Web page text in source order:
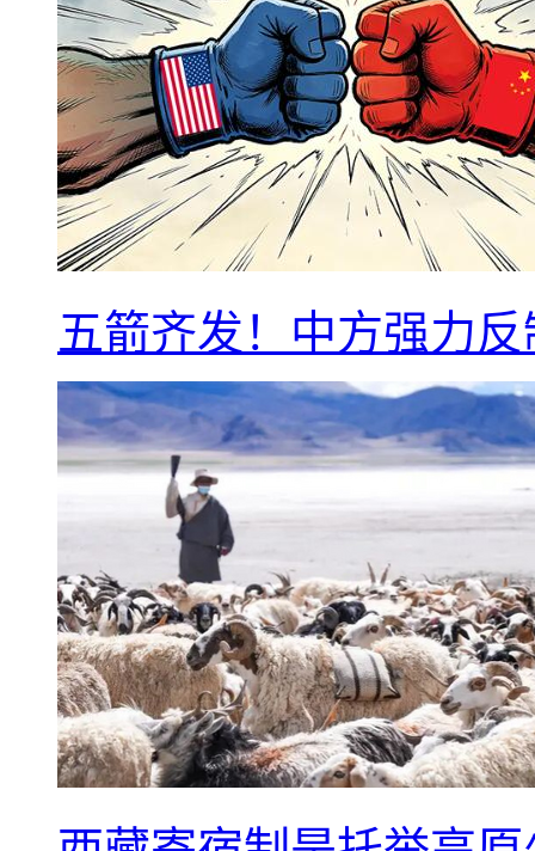
五箭齐发！中方强力